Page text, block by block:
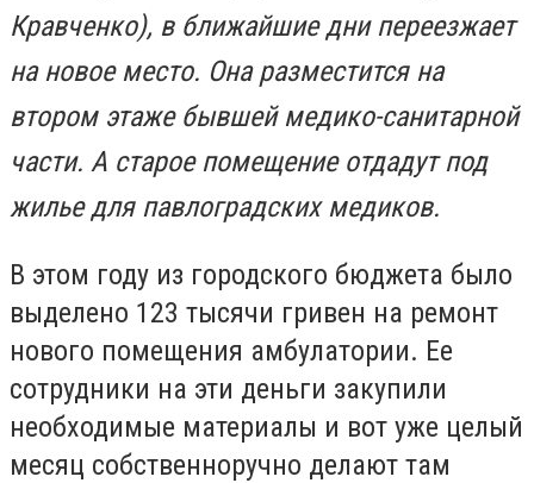
Кравченко), в ближайшие дни переезжает
на новое место. Она разместится на
втором этаже бывшей медико-санитарной
части. А старое помещение отдадут под
жилье для павлоградских медиков.
В этом году из городского бюджета было
выделено 123 тысячи гривен на ремонт
нового помещения амбулатории. Ее
сотрудники на эти деньги закупили
необходимые материалы и вот уже целый
месяц собственноручно делают там